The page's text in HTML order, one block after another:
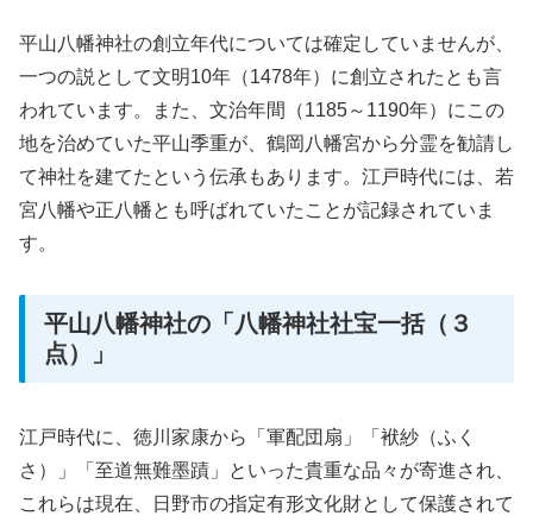
平山八幡神社の創立年代については確定していませんが、
一つの説として文明10年（1478年）に創立されたとも言
われています。また、文治年間（1185～1190年）にこの
地を治めていた平山季重が、鶴岡八幡宮から分霊を勧請し
て神社を建てたという伝承もあります。江戸時代には、若
宮八幡や正八幡とも呼ばれていたことが記録されていま
す。
平山八幡神社の「八幡神社社宝一括（３
点）」
江戸時代に、徳川家康から「軍配団扇」「袱紗（ふく
さ）」「至道無難墨蹟」といった貴重な品々が寄進され、
これらは現在、日野市の指定有形文化財として保護されて